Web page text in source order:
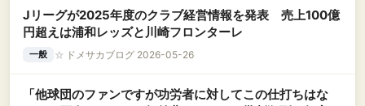
Jリーグが2025年度のクラブ経営情報を発表 売上100億
円超えは浦和レッズと川崎フロンターレ
一般 ☆ ドメサカブログ 2026-05-26
「他球団のファンですが功労者に対してこの仕打ちはな